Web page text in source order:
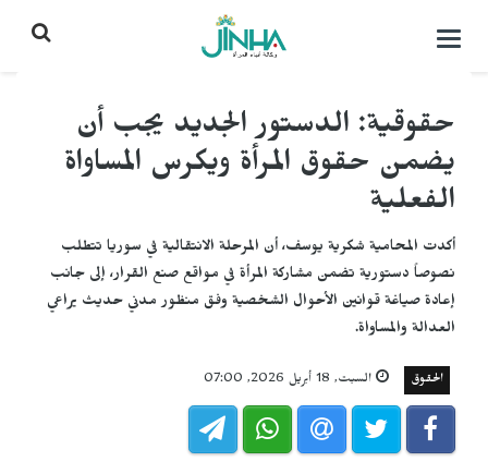
التحكم
حقوقية: الدستور الجديد يجب أن
يضمن حقوق المرأة ويكرس المساواة
الفعلية
أكدت المحامية شكرية يوسف، أن المرحلة الانتقالية في سوريا تتطلب
نصوصاً دستورية تضمن مشاركة المرأة في مواقع صنع القرار، إلى جانب
إعادة صياغة قوانين الأحوال الشخصية وفق منظور مدني حديث يراعي
العدالة والمساواة.
الحقوق السبت, 18 أبريل 2026, 07:00